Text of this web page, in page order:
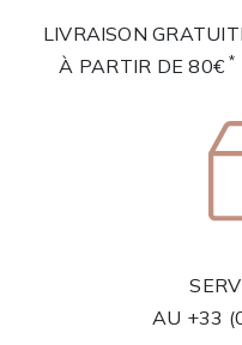
LIVRAISON
À PARTIR DE 80€ *
AU +33